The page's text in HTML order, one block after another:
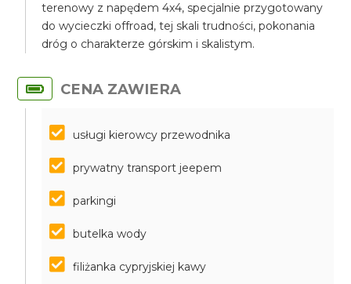
terenowy z napędem 4x4, specjalnie przygotowany
do wycieczki offroad, tej skali trudności, pokonania
dróg o charakterze górskim i skalistym.
CENA ZAWIERA
usługi kierowcy przewodnika
prywatny transport jeepem
parkingi
butelka wody
filiżanka cypryjskiej kawy